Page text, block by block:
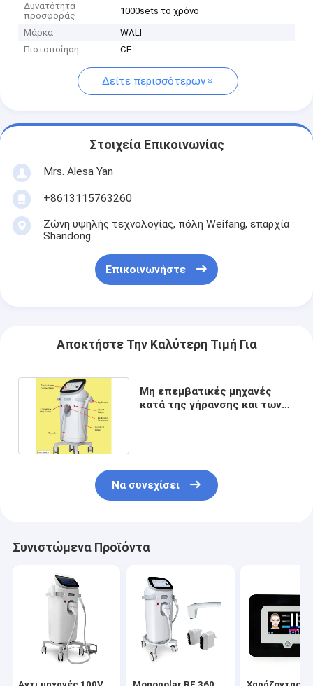
Δυνατότητα
προσφοράς
1000sets το χρόνο
Μάρκα
WALI
Πιστοποίηση
CE
Δείτε περισσότερων
Στοιχεία Επικοινωνίας
Mrs. Alesa Yan
+8613115763260
Ζώνη υψηλής τεχνολογίας, πόλη Weifang, επαρχία
Shandong
Επικοινωνήστε
Αποκτήστε Την Καλύτερη Τιμή Για
Μη επεμβατικές μηχανές
κατά της γήρανσης και των
Να συνεχίσει
Συνιστώμενα Προϊόντα